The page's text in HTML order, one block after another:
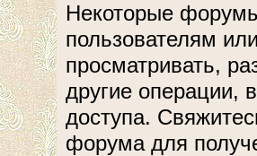
Некоторые
пользователям
просматривать,
другие операции,
доступа.
форума для